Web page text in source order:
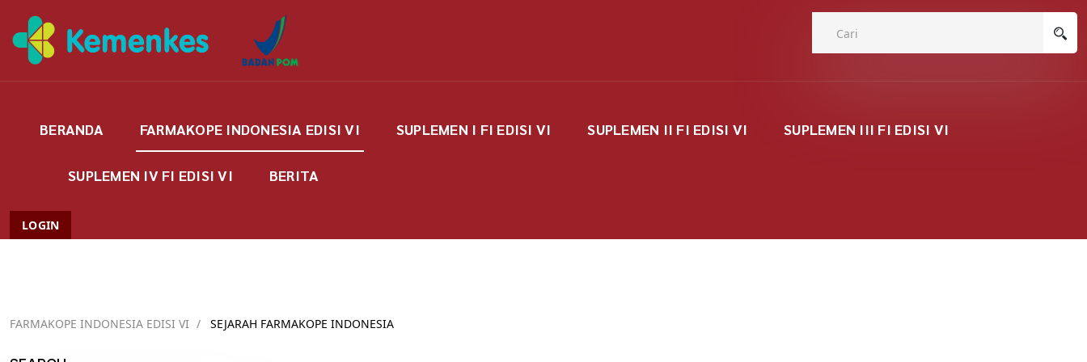
BERANDA FARMAKOPE INDONESIA EDISI VI SUPLEMEN I FI EDISI VI SUPLEMEN II FI EDISI VI SUPLEMEN III FI EDISI VI
SUPLEMEN IV FI EDISI VI BERITA
LOGIN
FARMAKOPE INDONESIA EDISI VI / SEJARAH FARMAKOPE INDONESIA